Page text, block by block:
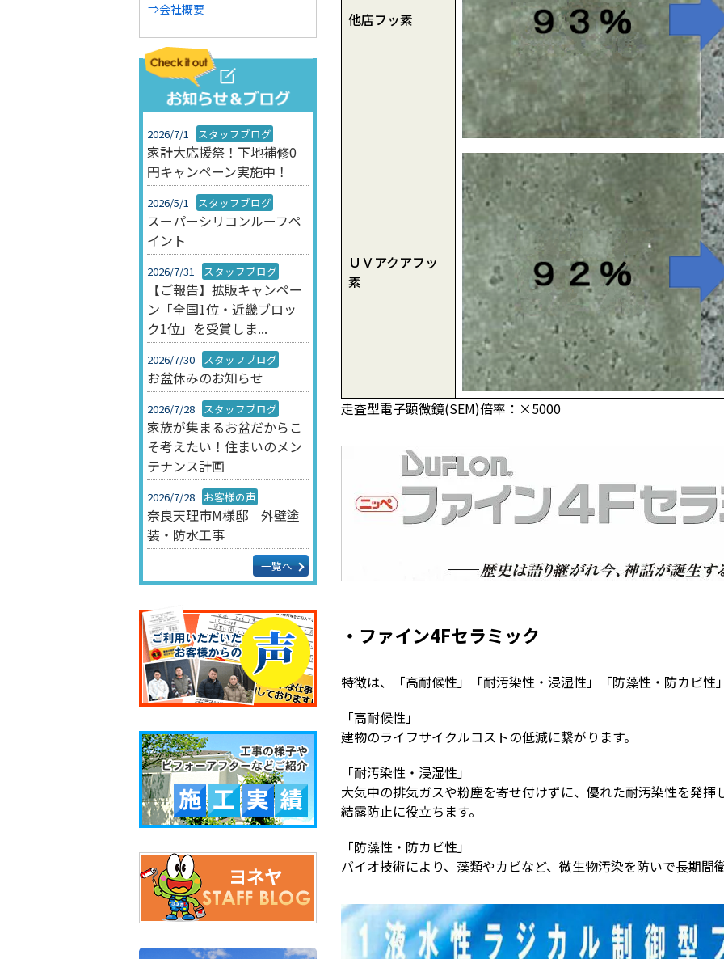
⇒会社概要
2026/7/1 スタッフブログ
家計大応援祭！下地補修0
円キャンペーン実施中！
2026/5/1 スタッフブログ
スーパーシリコンルーフペ
イント
2026/7/31 スタッフブログ
【ご報告】拡販キャンペー
ン「全国1位・近畿ブロッ
ク1位」を受賞しま...
2026/7/30 スタッフブログ
お盆休みのお知らせ
2026/7/28 スタッフブログ
家族が集まるお盆だからこ
そ考えたい！住まいのメン
テナンス計画
2026/7/28 お客様の声
奈良天理市M様邸 外壁塗
装・防水工事
一覧へ
他店フッ素
ＵＶアクアフッ
素
走査型電子顕微鏡(SEM)倍率：×5000
・ファイン4Fセラミック
特徴は、「高耐候性」「耐汚染性・浸湿性」「防藻性・防カビ性
「高耐候性」
建物のライフサイクルコストの低減に繋がります。
「耐汚染性・浸湿性」
大気中の排気ガスや粉塵を寄せ付けずに、優れた耐汚染性を発
結露防止に役立ちます。
「防藻性・防カビ性」
バイオ技術により、藻類やカビなど、微生物汚染を防いで長期間